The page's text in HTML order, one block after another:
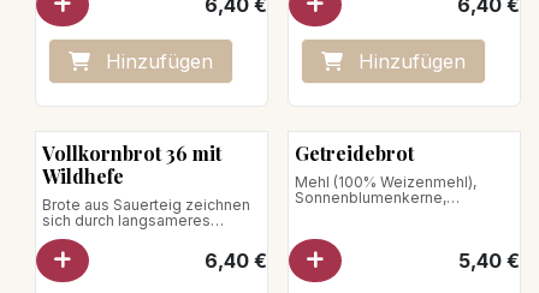
Hinzufügen
gehen. Mehl (100 % Weizen)
Nettogewicht: 740g
Hinzufügen
Vollkornbrot 36 mit
Wildhefe
Brote aus Sauerteig zeichnen
sich durch langsameres
Aufgehen aus; dadurch kann
der Teig 36 Stunden lang
gehen. Mehl (100 % Weizen)
Nettogewicht : 750 g
6,40€
Getreidebrot
Mehl (100% Weizenmehl),
Sonnenblumenkerne,
5,40€